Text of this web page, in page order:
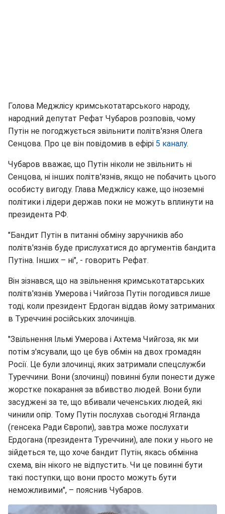
Голова Меджлісу кримськотатарського народу,
народний депутат Рефат Чубаров розповів, чому
Путін не погоджується звільнити політв'язня Олега
Сенцова. Про це він повідомив в ефірі 5 каналу.
Чубаров вважає, що Путін ніколи не звільнить ні
Сенцова, ні інших політв'язнів, якщо не побачить цього
особисту вигоду. Глава Меджлісу каже, що іноземні
політики і лідери держав поки не можуть вплинути на
президента РФ.
"Бандит Путін в питанні обміну заручників або
політв'язнів буде прислухатися до аргументів бандита
Путіна. Інших – ні", - говорить Рефат.
Він зізнався, що на звільнення кримськотатарських
політв'язнів Умерова і Чийгоза Путін погодився лише
тоді, коли президент Ердоган віддав йому затриманих
в Туреччині російських злочинців.
"Звільнення Ільмі Умерова і Ахтема Чийгоза, як ми
потім з'ясували, що це був обмін на двох громадян
Росії. Це були злочинці, яких затримали спецслужби
Туреччини. Вони (злочинці) повинні були понести дуже
жорстке покарання за вбивство людей. Вони були
засуджені за те, що вбивали чеченських людей, які
чинили опір. Тому Путін послухав сьогодні Ягланда
(генсека Ради Європи), завтра може послухати
Ердогана (президента Туреччини), але поки у нього не
зійдеться те, що хоче бандит Путін, якась обмінна
схема, він нікого не відпустить. Чи це повинні бути
такі поступки, що вони просто можуть бути
неможливими", – пояснив Чубаров.